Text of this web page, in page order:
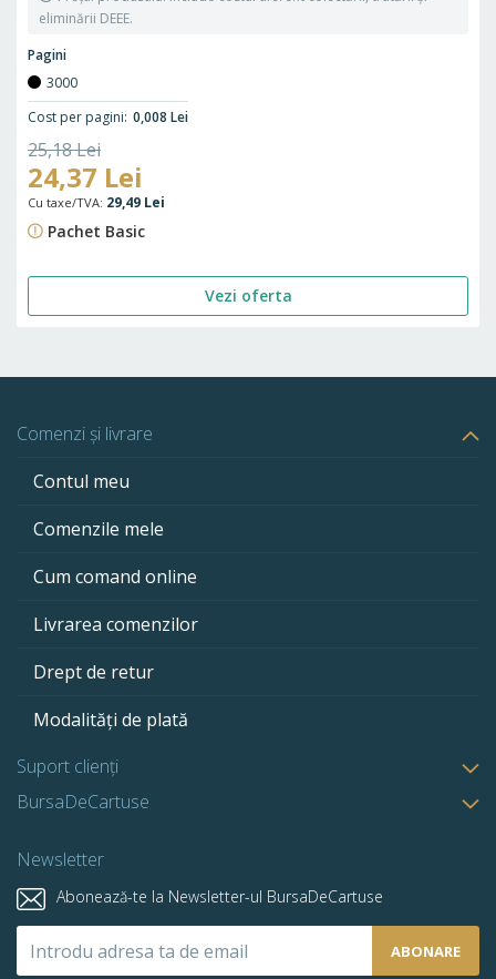
eliminării DEEE.
Pagini
3000
Cost per pagini 0,008 Lei
Preț
standard
25,18 Lei
30,47 Lei
Preț
special
24,37 Lei
29,49 Lei
Pachet Basic
Vezi oferta
Comenzi și livrare
Contul meu
Comenzile mele
Cum comand online
Livrarea comenzilor
Drept de retur
Modalități de plată
Suport clienți
BursaDeCartuse
Newsletter
Abonează-te la Newsletter-ul BursaDeCartuse
ABONARE